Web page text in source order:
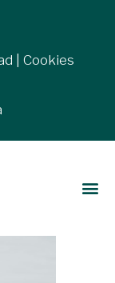
Cookies